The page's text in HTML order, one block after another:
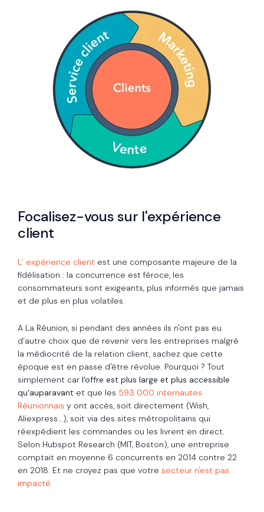
Focalisez-vous sur l'expérience
client
L’ expérience client est une composante majeure de la
fidélisation : la concurrence est féroce, les
consommateurs sont exigeants, plus informés que jamais
et de plus en plus volatiles.
A La Réunion, si pendant des années ils n'ont pas eu
d’autre choix que de revenir vers les entreprises malgré
la médiocrité de la relation client, sachez que cette
époque est en passe d'être révolue. Pourquoi ? Tout
simplement car l'offre est plus large et plus accessible
qu'auparavant et que les 593 000 internautes
Réunionnais y ont accès, soit directement (Wish,
Aliexpress...), soit via des sites métropolitains qui
réexpédient les commandes ou les livrent en direct.
Selon Hubspot Research (MIT, Boston), une entreprise
comptait en moyenne 6 concurrents en 2014 contre 22
en 2018. Et ne croyez pas que votre secteur n'est pas
impacté.